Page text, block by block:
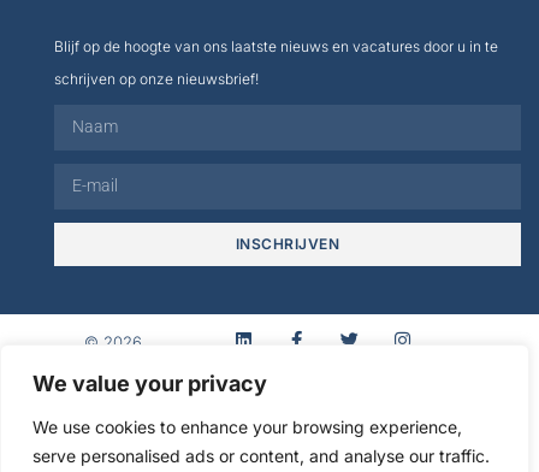
We value your privacy
We use cookies to enhance your browsing experience,
serve personalised ads or content, and analyse our traffic.
Blijf op de hoogte van ons laatste nieuws en vacatures door u in te
schrijven op onze nieuwsbrief!
INSCHRIJVEN
© 2026
Wettelijke
vermeldingen